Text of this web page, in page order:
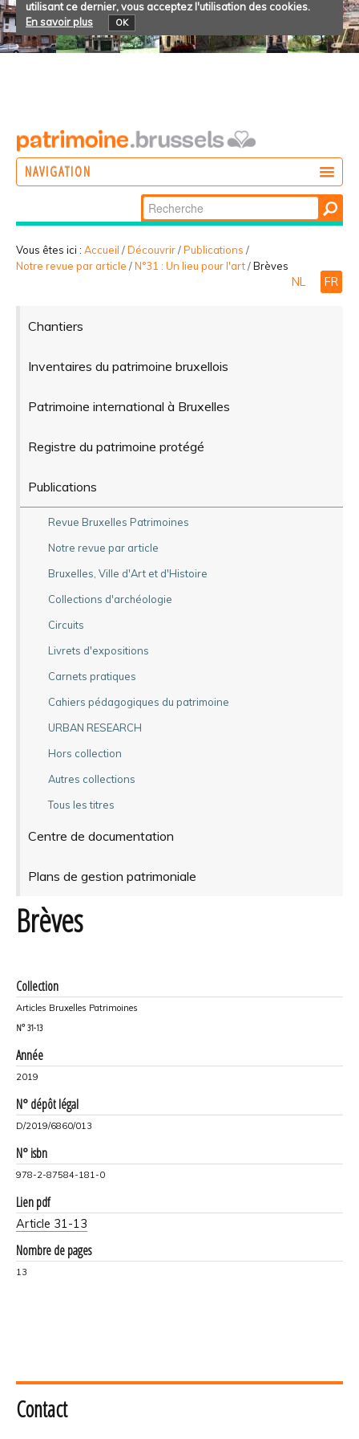
utilisant ce dernier, vous acceptez l'utilisation des cookies.
En savoir plus
OK
NAVIGATION
PARTICIPER
Chercher par
Recherche
avancée…
Vous êtes ici : Accueil /Découvrir/Publications /
Notre revue par article /N°31 : Un lieu pour l'art/Brèves
NL FR
Chantiers
Inventaires du patrimoine bruxellois
Patrimoine international à Bruxelles
Registre du patrimoine protégé
Publications
Revue Bruxelles Patrimoines
Notre revue par article
Bruxelles, Ville d'Art et d'Histoire
Collections d'archéologie
Circuits
Livrets d'expositions
Carnets pratiques
Cahiers pédagogiques du patrimoine
URBAN RESEARCH
Hors collection
Autres collections
Tous les titres
Centre de documentation
Plans de gestion patrimoniale
Brèves
Collection
Articles Bruxelles Patrimoines
N° 31-13
Année
2019
N° dépôt légal
D/2019/6860/013
N° isbn
978-2-87584-181-0
Lien pdf
Article 31-13
Nombre de pages
13
Contact